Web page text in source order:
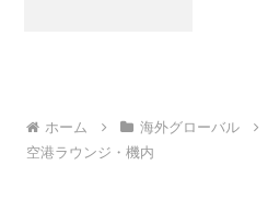
ホーム 海外グローバル
空港ラウンジ・機内